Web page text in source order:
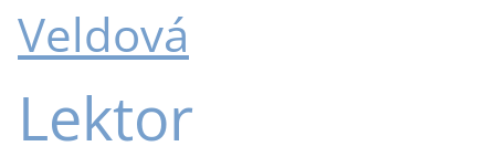
Veldová
Lektor